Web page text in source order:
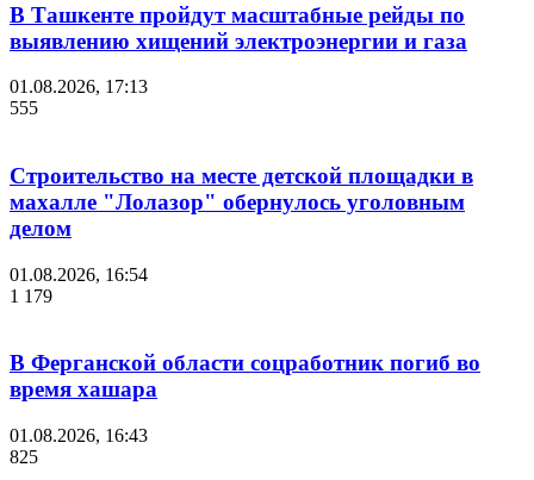
В Ташкенте пройдут масштабные рейды по
выявлению хищений электроэнергии и газа
01.08.2026, 17:13
555
Строительство на месте детской площадки в
махалле "Лолазор" обернулось уголовным
делом
01.08.2026, 16:54
1 179
В Ферганской области соцработник погиб во
время хашара
01.08.2026, 16:43
825